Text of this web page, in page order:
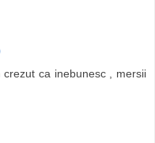
ca inebunesc , mersii